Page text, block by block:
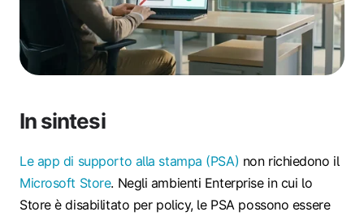
In sintesi
Le app di supporto alla stampa (PSA) non richiedono il
Microsoft Store. Negli ambienti Enterprise in cui lo
Store è disabilitato per policy, le PSA possono essere